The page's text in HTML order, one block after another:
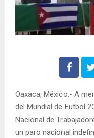
Oaxaca, México.- A
del Mundial de Futbol
Nacional de
un paro nacional